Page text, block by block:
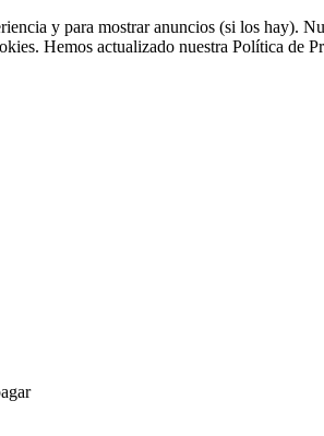
y para mostrar anuncios (si los hay).
Hemos actualizado nuestra Política de